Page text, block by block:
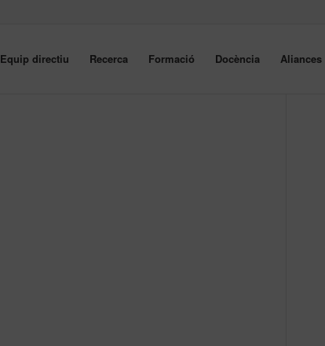
Equip directiu Recerca Formació Docència Aliances